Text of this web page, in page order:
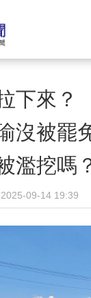
下來
沒被罷
濫挖嗎
2025-09-14 19:39